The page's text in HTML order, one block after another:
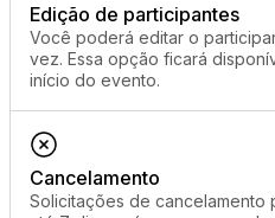
Edição de participantes
Você poderá editar o
vez. Essa opção ficará
início do evento.
Cancelamento
Solicitações de cancelamento